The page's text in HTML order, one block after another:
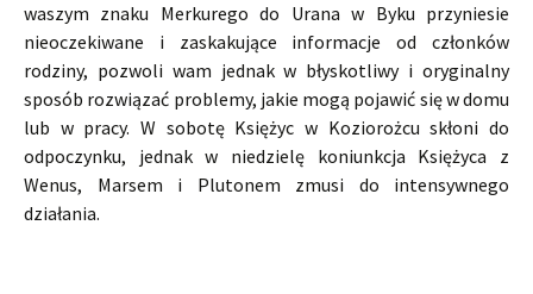
waszym znaku Merkurego do Urana w Byku przyniesie
nieoczekiwane i zaskakujące informacje od członków
rodziny, pozwoli wam jednak w błyskotliwy i oryginalny
sposób rozwiązać problemy, jakie mogą pojawić się w domu
lub w pracy. W sobotę Księżyc w Koziorożcu skłoni do
odpoczynku, jednak w niedzielę koniunkcja Księżyca z
Wenus, Marsem i Plutonem zmusi do intensywnego
działania.